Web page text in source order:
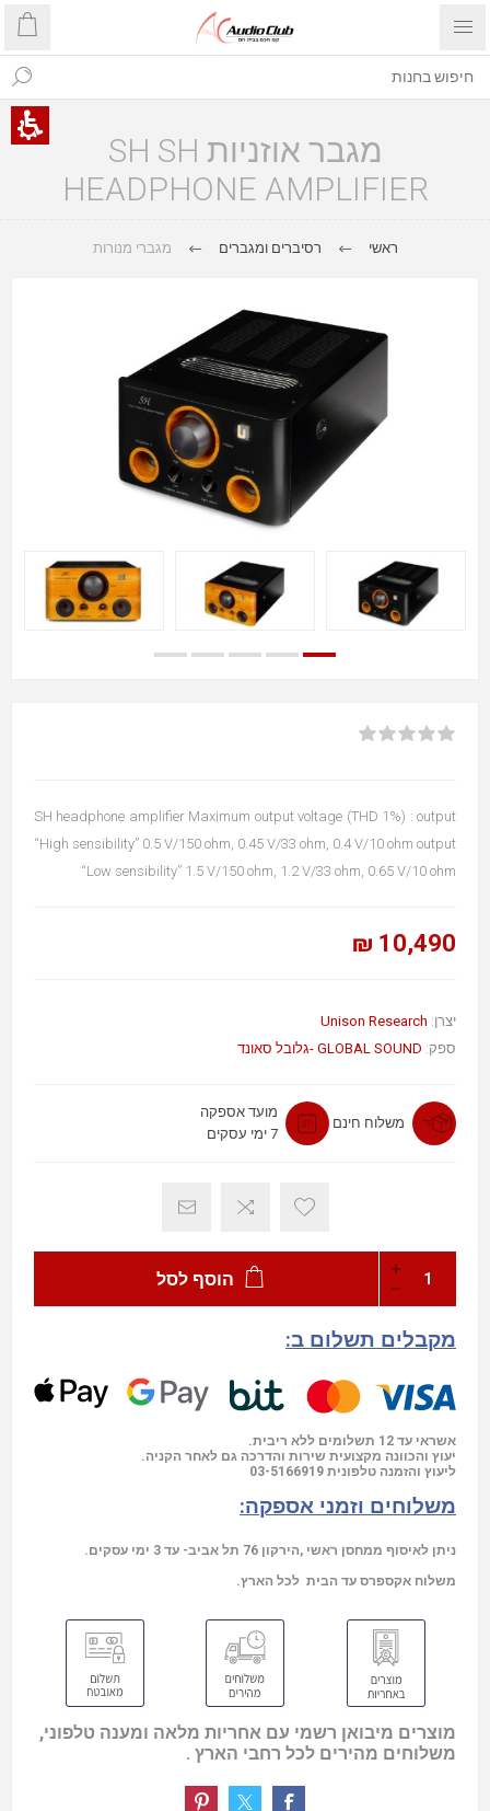
מגבר אוזניות SH SH
HEADPHONE AMPLIFIER
ראשי רסיברים ומגברים מגברי מנורות
SH headphone amplifier Maximum output voltage (THD 1%) : output
“High sensibility” 0.5 V/150 ohm, 0.45 V/33 ohm, 0.4 V/10 ohm output
“Low sensibility” 1.5 V/150 ohm, 1.2 V/33 ohm, 0.65 V/10 ohm
10,490 ₪
יצרן: Unison Research
ספק: GLOBAL SOUND -גלובל סאונד
משלוח חינם
מועד אספקה
7 ימי עסקים
הוסף לסל
מקבלים תשלום ב:
אשראי עד 12 תשלומים ללא ריבית.
יעוץ והכוונה מקצועית שירות והדרכה גם לאחר הקניה.
ליעוץ והזמנה טלפונית 03-5166919
משלוחים וזמני אספקה:
ניתן לאיסוף ממחסן ראשי ,הירקון 76 תל אביב- עד 3 ימי עסקים.
משלוח אקספרס עד הבית לכל הארץ.
מוצרים מיבואן רשמי עם אחריות מלאה ומענה טלפוני,
משלוחים מהירים לכל רחבי הארץ .